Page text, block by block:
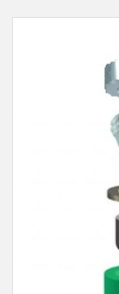
CEKA-
NEU: LV SFE 50% -